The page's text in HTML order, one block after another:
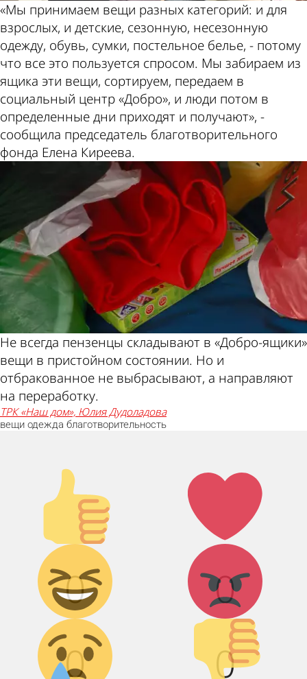
«Мы принимаем вещи разных категорий: и для
взрослых, и детские, сезонную, несезонную
одежду, обувь, сумки, постельное белье, - потому
что все это пользуется спросом. Мы забираем из
ящика эти вещи, сортируем, передаем в
социальный центр «Добро», и люди потом в
определенные дни приходят и получают», -
сообщила председатель благотворительного
фонда Елена Киреева.
Не всегда пензенцы складывают в «Добро-ящики»
вещи в пристойном состоянии. Но и
отбракованное не выбрасывают, а направляют
на переработку.
ТРК «Наш дом», Юлия Дудоладова
вещи одежда благотворительность
Палец
вверх!
0
Лайк!
0
Дикий смех!
0
Агрессия!
0
Грусть :( Палец вниз!